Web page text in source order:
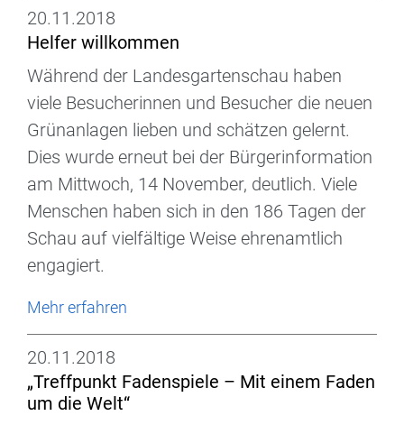
20.11.2018
Helfer willkommen
Während der Landesgartenschau haben
viele Besucherinnen und Besucher die neuen
Grünanlagen lieben und schätzen gelernt.
Dies wurde erneut bei der Bürgerinformation
am Mittwoch, 14 November, deutlich. Viele
Menschen haben sich in den 186 Tagen der
Schau auf vielfältige Weise ehrenamtlich
engagiert.
Mehr erfahren
20.11.2018
„Treffpunkt Fadenspiele – Mit einem Faden
um die Welt“